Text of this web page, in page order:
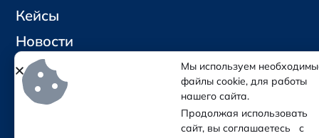
Кейсы
Новости
Контакты
Социальные сети и контакты
Мы используем
файлы cookie, для работы
нашего сайта.
Продолжая использовать
сайт, вы соглашаетесь с